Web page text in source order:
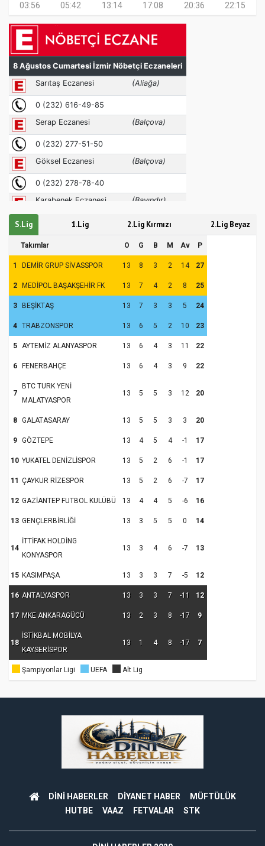
03:56
05:42 13:14 17:08 20:36 22:15
S.Lig 1.Lig 2.Lig Kırmızı 2.Lig Beyaz
Takımlar O G B M Av P
1 DEMİR GRUP SİVASSPOR 13 8 3 2 14 27
2 MEDİPOL BAŞAKŞEHİR FK 13 7 4 2 8 25
3 BEŞİKTAŞ 13 7 3 3 5 24
4 TRABZONSPOR 13 6 5 2 10 23
5 AYTEMİZ ALANYASPOR 13 6 4 3 11 22
6 FENERBAHÇE 13 6 4 3 9 22
7
BTC TURK YENİ
MALATYASPOR
13 5 5 3 12 20
8 GALATASARAY 13 5 5 3 3 20
9 GÖZTEPE 13 4 5 4 -1 17
10 YUKATEL DENİZLİSPOR 13 5 2 6 -1 17
11 ÇAYKUR RİZESPOR 13 5 2 6 -7 17
12 GAZİANTEP FUTBOL KULÜBÜ 13 4 4 5 -6 16
13 GENÇLERBİRLİĞİ 13 3 5 5 0 14
14
İTTİFAK HOLDİNG
KONYASPOR
13 3 4 6 -7 13
15 KASIMPAŞA 13 3 3 7 -5 12
16 ANTALYASPOR 13 3 3 7 -11 12
17 MKE ANKARAGÜCÜ 13 2 3 8 -17 9
18
İSTİKBAL MOBİLYA
KAYSERİSPOR
13 1 4 8 -17 7
Şampiyonlar Ligi UEFA Alt Lig
DİNİ HABERLER DİYANET HABER
MÜFTÜLÜK
HUTBE
VAAZ FETVALAR STK